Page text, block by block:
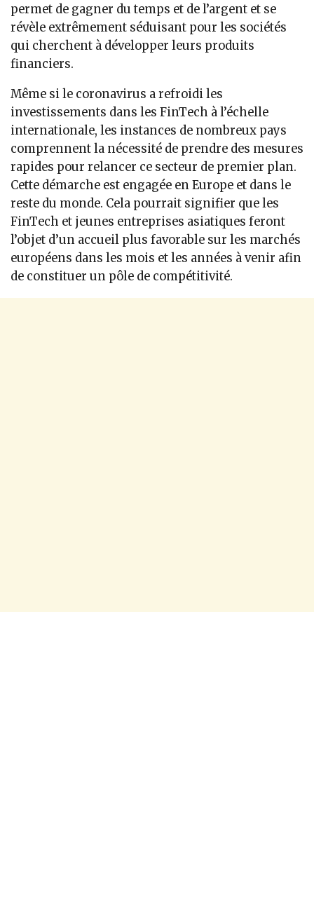
permet de gagner du temps et de l’argent et se
révèle extrêmement séduisant pour les sociétés
qui cherchent à développer leurs produits
financiers.
Même si le coronavirus a refroidi les
investissements dans les FinTech à l’échelle
internationale, les instances de nombreux pays
comprennent la nécessité de prendre des mesures
rapides pour relancer ce secteur de premier plan.
Cette démarche est engagée en Europe et dans le
reste du monde. Cela pourrait signifier que les
FinTech et jeunes entreprises asiatiques feront
l’objet d’un accueil plus favorable sur les marchés
européens dans les mois et les années à venir afin
de constituer un pôle de compétitivité.